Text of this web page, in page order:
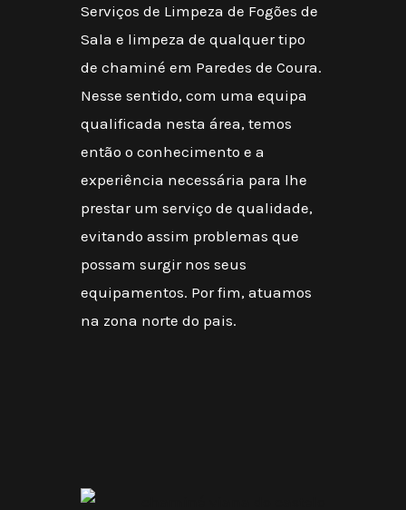
Serviços de Limpeza de Fogões de
Sala e limpeza de qualquer tipo
de chaminé em Paredes de Coura.
Nesse sentido, com uma equipa
qualificada nesta área, temos
então o conhecimento e a
experiência necessária para lhe
prestar um serviço de qualidade,
evitando assim problemas que
possam surgir nos seus
equipamentos. Por fim, atuamos
na zona norte do pais.